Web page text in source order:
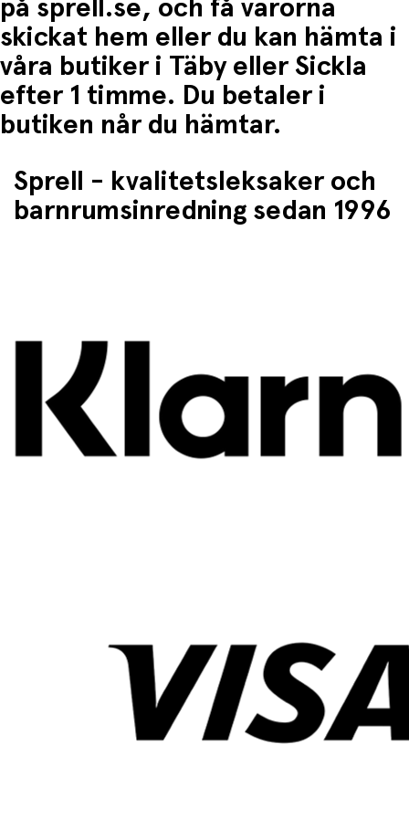
på sprell.se, och få varorna
skickat hem eller du kan hämta i
våra butiker i Täby eller Sickla
efter 1 timme. Du betaler i
butiken når du hämtar.
Sprell - kvalitetsleksaker och
barnrumsinredning sedan 1996